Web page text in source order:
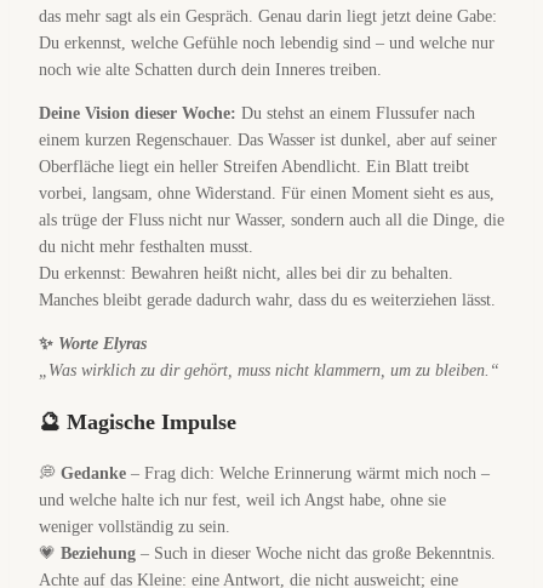
das mehr sagt als ein Gespräch. Genau darin liegt jetzt deine Gabe:
Du erkennst, welche Gefühle noch lebendig sind – und welche nur
noch wie alte Schatten durch dein Inneres treiben.
Deine Vision dieser Woche: Du stehst an einem Flussufer nach
einem kurzen Regenschauer. Das Wasser ist dunkel, aber auf seiner
Oberfläche liegt ein heller Streifen Abendlicht. Ein Blatt treibt
vorbei, langsam, ohne Widerstand. Für einen Moment sieht es aus,
als trüge der Fluss nicht nur Wasser, sondern auch all die Dinge, die
du nicht mehr festhalten musst.
Du erkennst: Bewahren heißt nicht, alles bei dir zu behalten.
Manches bleibt gerade dadurch wahr, dass du es weiterziehen lässt.
✨ Worte Elyras
„Was wirklich zu dir gehört, muss nicht klammern, um zu bleiben.“
🔮 Magische Impulse
💭 Gedanke – Frag dich: Welche Erinnerung wärmt mich noch –
und welche halte ich nur fest, weil ich Angst habe, ohne sie
weniger vollständig zu sein.
💗 Beziehung – Such in dieser Woche nicht das große Bekenntnis.
Achte auf das Kleine: eine Antwort, die nicht ausweicht; eine